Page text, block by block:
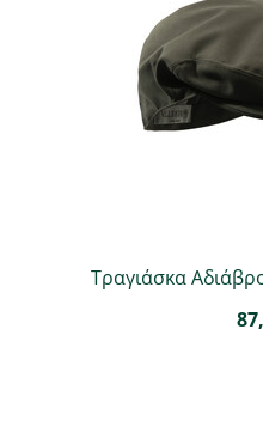
Τραγιάσκα